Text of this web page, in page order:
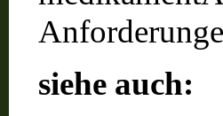
siehe auch: